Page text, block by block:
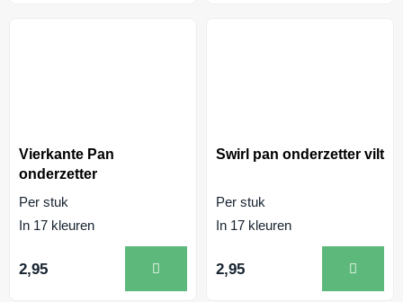
Vierkante Pan
onderzetter
Per stuk
In 17 kleuren
2,95
Swirl pan onderzetter vilt
Per stuk
In 17 kleuren
2,95